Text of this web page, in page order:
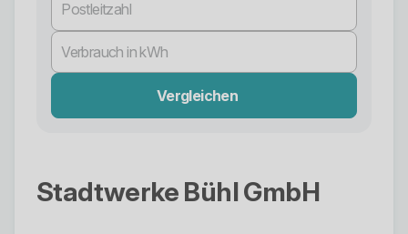
Vergleichen
Stadtwerke Bühl GmbH